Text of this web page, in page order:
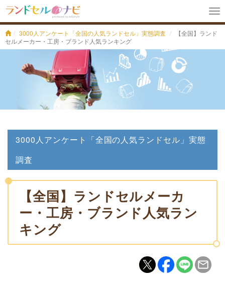
3000人アンケート「全国の人気ランドセル」実態調査
【全国】ランド
セルメーカー・工房・ブランド人気ランキング
3000人アンケート「全国の人気ランドセル」実態
調査
【全国】ランドセルメーカ
ー・工房・ブランド人気ラン
キング